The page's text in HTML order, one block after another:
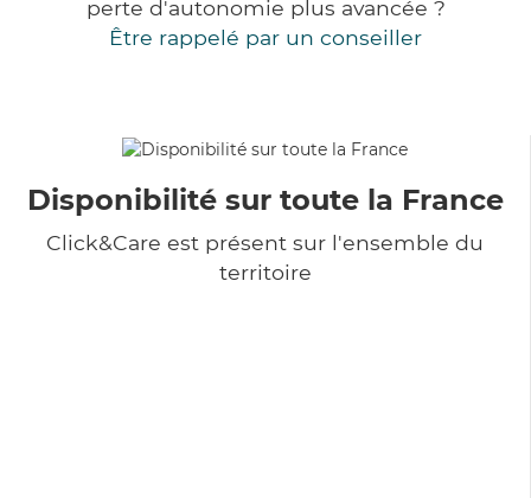
perte d'autonomie plus avancée ?
Être rappelé par un conseiller
Disponibilité sur toute la France
Click&Care est présent sur l'ensemble du
territoire